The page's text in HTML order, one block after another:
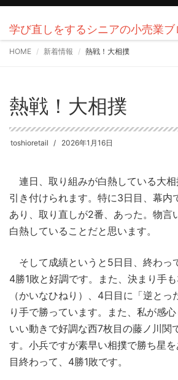
学び直しをするシニアの小売業ブ
HOME 新着情報 熱戦！大相撲
熱戦！大相撲
toshioretail 2026年1月16日
連日、取り組みが白熱している大
引き付けられます。特に3日目、幕内
あり、取り直しが2番、あった。物言
白熱していることだと思います。
そして成績というと5日目、終わっ
4勝1敗と好調です。また、決まり手も
（かいなひねり）、4日目に「逆とっ
り手で勝っています。また、私が感
いい動きで好調な西7枚目の藤ノ川関
す。小兵ですが素早い相撲で勝ち星
目終わって、4勝1敗です。